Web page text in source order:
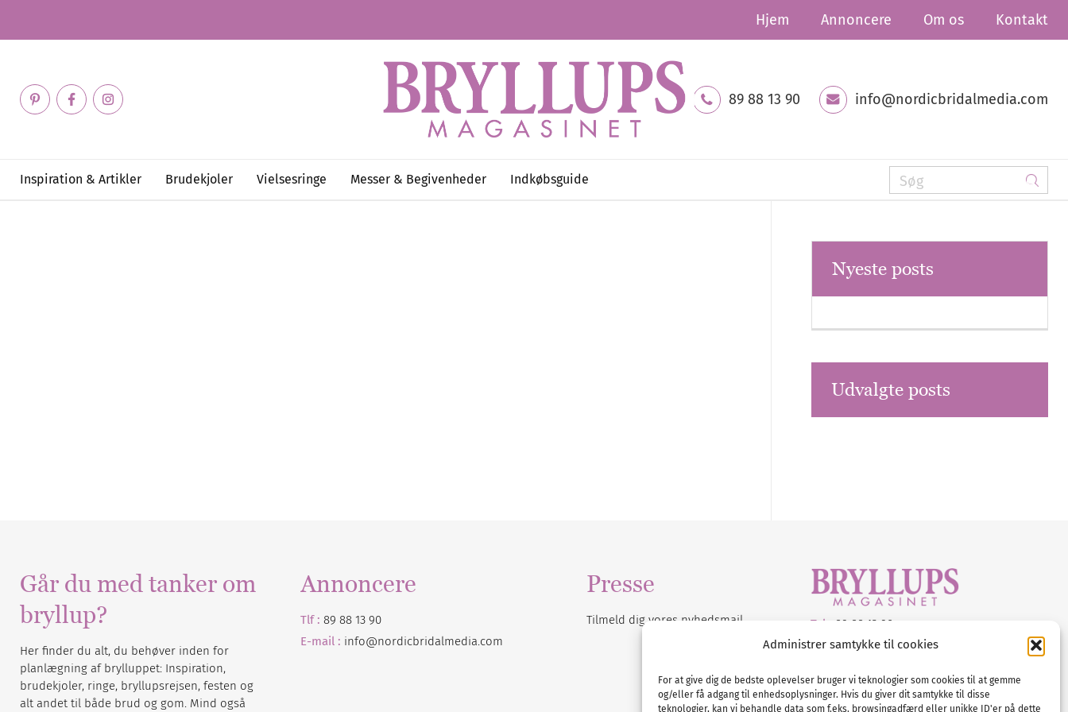
Administrer samtykke til cookies
For at give dig de bedste oplevelser bruger vi teknologier som cookies til at gemme
og/eller få adgang til enhedsoplysninger. Hvis du giver dit samtykke til disse
teknologier, kan vi behandle data som f.eks. browsingadfærd eller unikke ID'er på dette
Hjem Annoncere Om os Kontakt
89 88 13 90 info@nordicbridalmedia.com
Inspiration & Artikler Brudekjoler Vielsesringe Messer & Begivenheder Indkøbsguide
Nyeste posts
Udvalgte posts
Går du med tanker om
bryllup?
Her finder du alt, du behøver inden for
planlægning af brylluppet: Inspiration,
brudekjoler, ringe, bryllupsrejsen, festen og
alt andet til både brud og gom. Mind også
Annoncere
Tlf : 89 88 13 90
E-mail : info@nordicbridalmedia.com
Presse
Tilmeld dig vores nyhedsmail Tel :
89 88 13 90
E-post:info@nordicbridalmedia.com
© All rights reserved.
Org.nr: DK34787271